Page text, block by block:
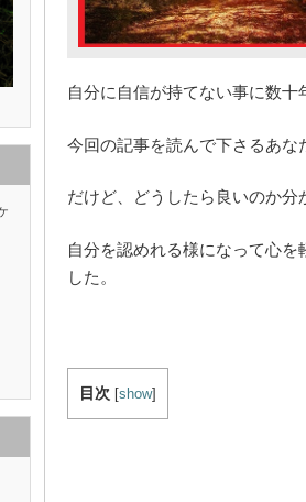
自分に自信が持てない事に数十
今回の記事を読んで下さるあな
だけど、どうしたら良いのか
自分を認めれる様になって心
した。
目次 [show]